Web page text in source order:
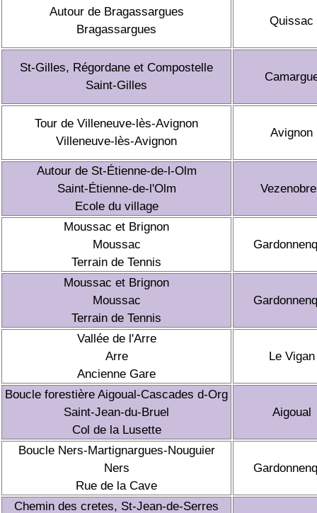
Autour de Bragassargues
Bragassargues
Quissac
St-Gilles, Régordane et Compostelle
Saint-Gilles
Tour de Villeneuve-lès-Avignon
Villeneuve-lès-Avignon
Avignon
Autour de St-Étienne-de-l-Olm
Saint-Étienne-de-l'Olm
Ecole du village
Moussac et Brignon
Moussac
Terrain de Tennis
Moussac et Brignon
Moussac
Terrain de Tennis
Vallée de l'Arre
Arre
Ancienne Gare
Le Vigan
Boucle forestière Aigoual-Cascades d-Org
Saint-Jean-du-Bruel
Col de la Lusette
Aigoual
Boucle Ners-Martignargues-Nouguier
Ners
Rue de la Cave
Chemin des cretes, St-Jean-de-Serres